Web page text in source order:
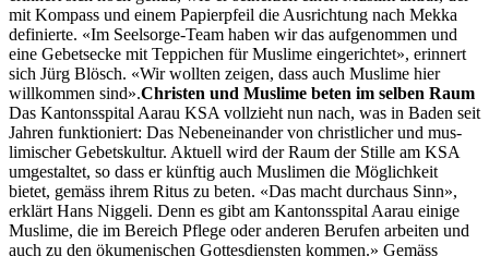
mit Kom­pass und einem Papierpfeil die Aus­rich­tung nach Mek­ka
definierte. «Im Seel­sorge-Team haben wir das aufgenom­men und
eine Gebet­secke mit Tep­pichen für Mus­lime ein­gerichtet», erin­nert
sich Jürg Blösch. «Wir woll­ten zeigen, dass auch Mus­lime hier
willkom­men sind».Chris­ten und Mus­lime beten im sel­ben Raum
Das Kan­ton­sspi­tal Aarau KSA vol­lzieht nun nach, was in Baden seit
Jahren funk­tion­iert: Das Nebeneinan­der von christlich­er und mus­
lim­is­ch­er Gebet­skul­tur. Aktuell wird der Raum der Stille am KSA
umgestal­tet, so dass er kün­ftig auch Mus­li­men die Möglichkeit
bietet, gemäss ihrem Rit­us zu beten. «Das macht dur­chaus Sinn»,
erk­lärt Hans Niggeli. Denn es gibt am Kan­ton­sspi­tal Aarau einige
Mus­lime, die im Bere­ich Pflege oder anderen Berufen arbeit­en und
auch zu den öku­menis­chen Gottes­di­en­sten kom­men.» Gemäss